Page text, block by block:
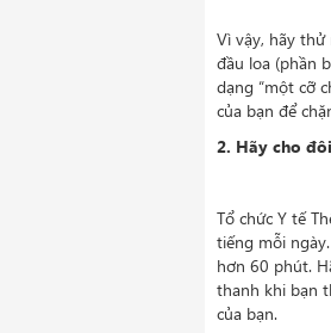
Vì vậy, hãy thử
đầu loa (phần
dạng “một cỡ
của bạn để
2. Hãy cho
Tổ chức Y tế
tiếng mỗi
hơn 60 phút.
thanh khi bạn
của bạn.